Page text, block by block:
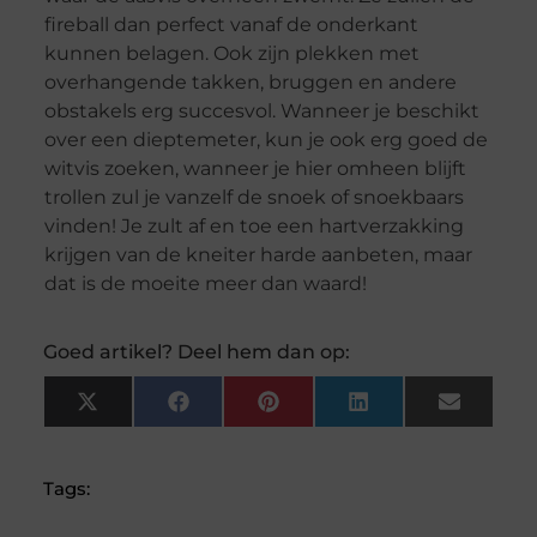
fireball dan perfect vanaf de onderkant
kunnen belagen. Ook zijn plekken met
overhangende takken, bruggen en andere
obstakels erg succesvol. Wanneer je beschikt
over een dieptemeter, kun je ook erg goed de
witvis zoeken, wanneer je hier omheen blijft
trollen zul je vanzelf de snoek of snoekbaars
vinden! Je zult af en toe een hartverzakking
krijgen van de kneiter harde aanbeten, maar
dat is de moeite meer dan waard!
Goed artikel? Deel hem dan op:
X
(Twitter)
FacebookPinterest LinkedIn Email
Tags: